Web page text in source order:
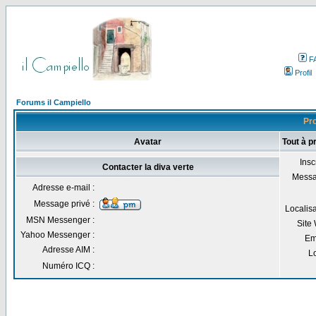
Profil
Forums il Campiello
Avatar Tout à
Site
Contacter la diva verte
Adresse e-mail :
Message privé :
MSN Messenger :
Yahoo Messenger :
Adresse AIM :
Numéro ICQ :